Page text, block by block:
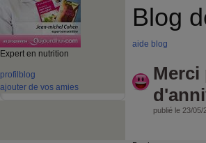
Expert en nutrition
profil blog
ajouter de vos amies
Blog
aide blog
Merci
publié le 23/05/